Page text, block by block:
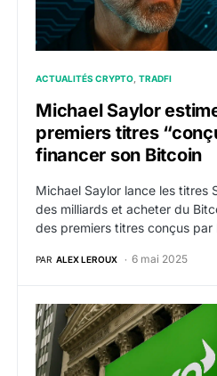
ACTUALITÉS CRYPTO TRADFI
Michael Saylor
premiers titres
financer son Bitcoin
Michael Saylor lance les titres
des milliards et acheter du
des premiers titres conçus par
PAR ALEX LEROUX 6 mai 2025
eToro vise $4 milliards de